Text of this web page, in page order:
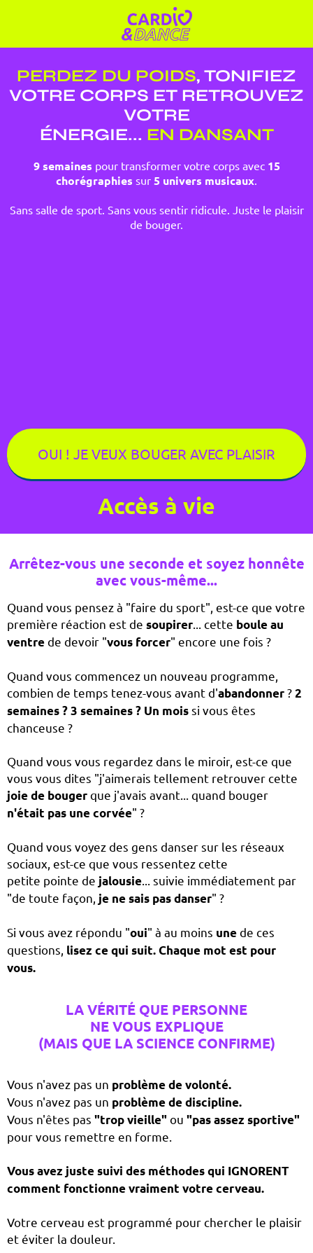
PERDEZ DU POIDS, TONIFIEZ
VOTRE CORPS ET RETROUVEZ
VOTRE
ÉNERGIE... EN DANSANT
9 semaines pour transformer votre corps avec 15
chorégraphies sur 5 univers musicaux.
Sans salle de sport. Sans vous sentir ridicule. Juste le plaisir
de bouger.
OUI ! JE VEUX BOUGER AVEC PLAISIR
Accès à vie
Arrêtez-vous une seconde et soyez honnête
avec vous-même...
Quand vous pensez à "faire du sport", est-ce que votre
première réaction est de soupirer ... cette boule au
ventrede devoir "vous forcer" encore une fois ?
Quand vous commencez un nouveau programme,
combien de temps tenez-vous avant d'abandonner?2
semaines ? 3 semaines ? Un moissi vous êtes
chanceuse ?
Quand vous vous regardez dans le miroir, est-ce que
vous vous dites "j'aimerais tellement retrouver cette
joie de bougerque j'avais avant... quand bouger
n'était pas une corvée" ?
Quand vous voyez des gens danser sur les réseaux
sociaux, est-ce que vous ressentez cette
petite pointe de jalousie ... suivie immédiatement par
"de toute façon, je ne sais pas danser" ?
Si vous avez répondu "oui" à au moins unede ces
questions, lisez ce qui suit. Chaque mot est pour
vous.
LA VÉRITÉ QUE PERSONNE
NE VOUS EXPLIQUE
(MAIS QUE LA SCIENCE CONFIRME)
Vous n'avez pas un problème de volonté.
Vous n'avez pas un problème de discipline.
Vous n'êtes pas "trop vieille" ou "pas assez sportive"
pour vous remettre en forme.
Vous avez juste suivi des méthodes qui IGNORENT
comment fonctionne vraiment votre cerveau.
Votre cerveau est programmé pour chercher le plaisir
et éviter la douleur.